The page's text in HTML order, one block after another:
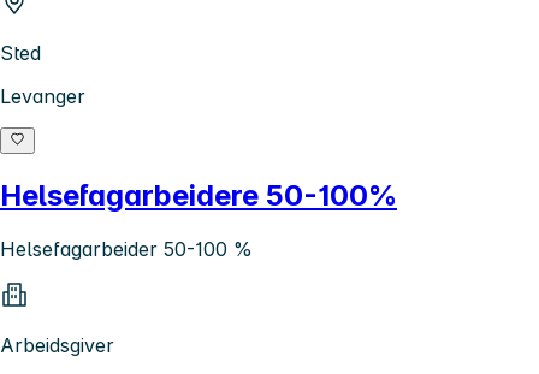
Sted
Levanger
Helsefagarbeidere 50-100%
Helsefagarbeider 50-100 %
Arbeidsgiver